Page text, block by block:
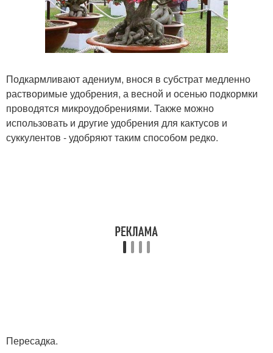
Подкармливают адениум, внося в субстрат медленно
растворимые удобрения, а весной и осенью подкормки
проводятся микроудобрениями. Также можно
использовать и другие удобрения для кактусов и
суккулентов - удобряют таким способом редко.
Пересадка.